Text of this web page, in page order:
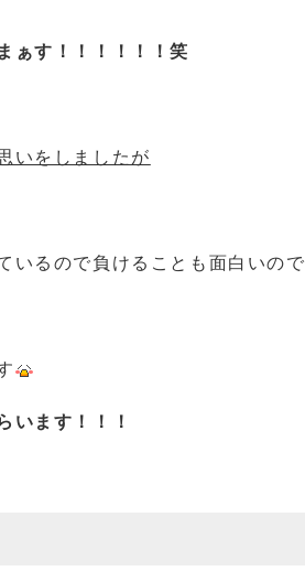
ぁす！！！！！！笑
いをしましたが
いるので負けることも面白いので
います！！！